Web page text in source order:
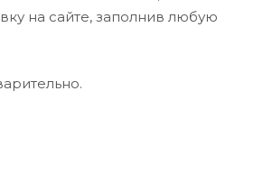
на сайте, заполнив любую